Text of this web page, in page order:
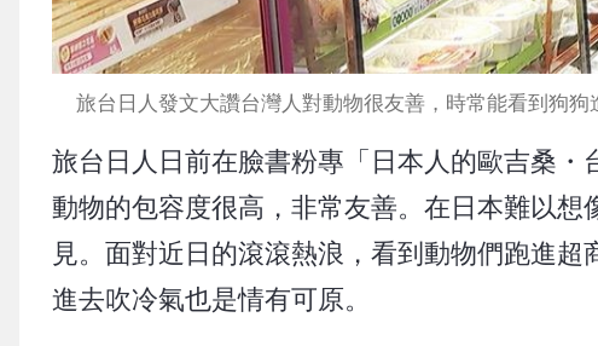
旅台日人發文大讚台灣人對動物很友善，時常能看到狗
旅台日人日前在臉書粉專「日本人的歐吉桑
動物的包容度很高，非常友善。在日本難以
見。面對近日的滾滾熱浪，看到動物們跑進
進去吹冷氣也是情有可原。